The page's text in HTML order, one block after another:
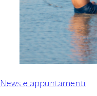
News e appuntamenti